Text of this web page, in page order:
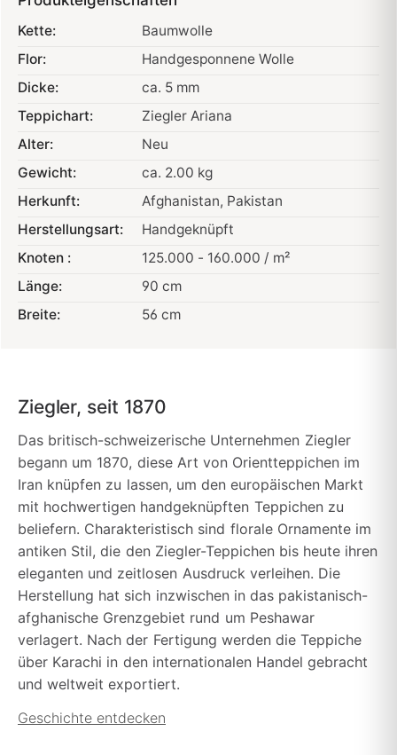
Kette:
Baumwolle
Flor:
Handgesponnene Wolle
Dicke:
ca. 5 mm
Teppichart:
Ziegler Ariana
Alter:
Neu
Gewicht:
ca. 2.00 kg
Herkunft:
Afghanistan, Pakistan
Herstellungsart:
Handgeknüpft
Knoten :
125.000 - 160.000 / m²
Länge:
90 cm
Breite:
56 cm
Ziegler, seit 1870
Das britisch-schweizerische Unternehmen Ziegler
begann um 1870, diese Art von Orientteppichen im
Iran knüpfen zu lassen, um den europäischen Markt
mit hochwertigen handgeknüpften Teppichen zu
beliefern. Charakteristisch sind florale Ornamente im
antiken Stil, die den Ziegler-Teppichen bis heute ihren
eleganten und zeitlosen Ausdruck verleihen. Die
Herstellung hat sich inzwischen in das pakistanisch-
afghanische Grenzgebiet rund um Peshawar
verlagert. Nach der Fertigung werden die Teppiche
über Karachi in den internationalen Handel gebracht
und weltweit exportiert.
Geschichte entdecken